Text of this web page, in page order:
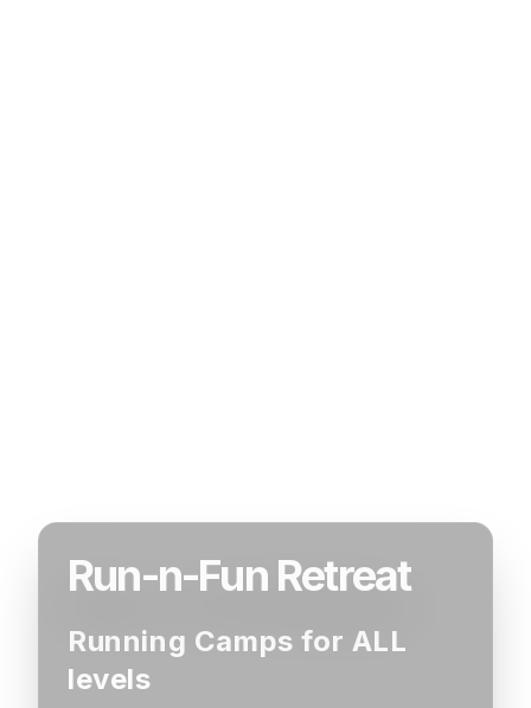
Run-n-Fun Retreat
Running Camps for ALL
levels